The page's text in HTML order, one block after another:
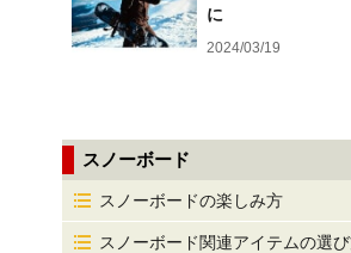
に
2024/03/19
スノーボード
スノーボードの楽しみ方
スノーボード関連アイテムの選